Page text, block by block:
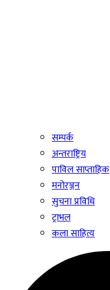
सम्पर्क
अन्तराष्ट्रिय
पाविल साप्ताहिक
मनोरञ्जन
सुचना प्रविधि
ट्राभल
कला साहित्य